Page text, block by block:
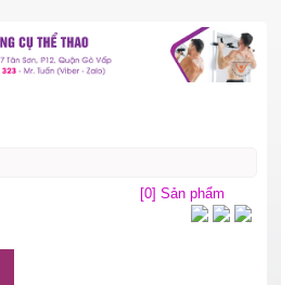
[0] Sản phẩm